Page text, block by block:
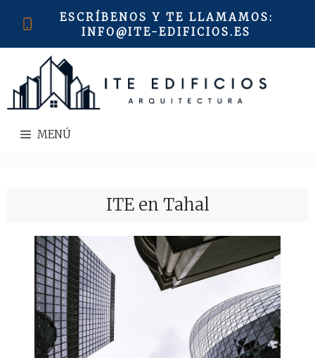
ESCRÍBENOS Y TE LLAMAMOS:
INFO@ITE-EDIFICIOS.ES
MENÚ
ITE en Tahal